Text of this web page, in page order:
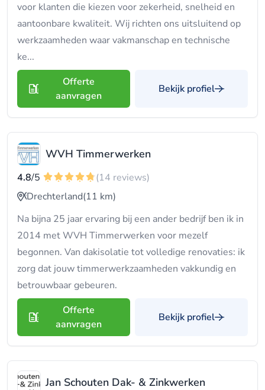
voor klanten die kiezen voor zekerheid, snelheid en
aantoonbare kwaliteit. Wij richten ons uitsluitend op
werkzaamheden waar vakmanschap en technische
ke...
Offerte
aanvragen
Bekijk profiel
WVH Timmerwerken
4.8/5
(14 reviews)
Drechterland(11 km)
Na bijna 25 jaar ervaring bij een ander bedrijf ben ik in
2014 met WVH Timmerwerken voor mezelf
begonnen. Van dakisolatie tot volledige renovaties: ik
zorg dat jouw timmerwerkzaamheden vakkundig en
betrouwbaar gebeuren.
Offerte
aanvragen
Bekijk profiel
Jan Schouten Dak- & Zinkwerken